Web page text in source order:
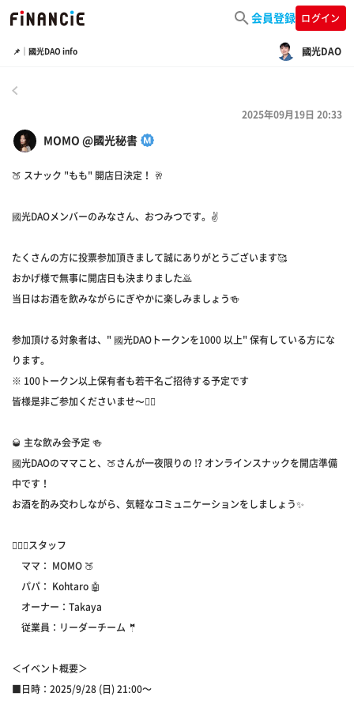
会員登録 ログイン
📌｜國光DAO info 國光DAO
MOMO @國光秘書
2025年09月19日 20:33
🍑 スナック "もも" 開店日決定！ 🥂
國光DAOメンバーのみなさん、おつみつです。✌️
たくさんの方に投票参加頂きまして誠にありがとうございます🥰
おかげ様で無事に開店日も決まりました🙇
当日はお酒を飲みながらにぎやかに楽しみましょう🍻
参加頂ける対象者は、" 國光DAOトークンを1000 以上" 保有している方にな
ります。
※ 100トークン以上保有者も若干名ご招待する予定です
皆様是非ご参加くださいませ〜🙇‍♀️
🥃️ 主な飲み会予定 🍻
國光DAOのママこと、🍑さんが一夜限りの !? オンラインスナックを開店準備
中です！
お酒を酌み交わしながら、気軽なコミュニケーションをしましょう✨
💁🏻‍♀️スタッフ
ママ： MOMO 🍑
パパ： Kohtaro 🤖
オーナー：Takaya
従業員：リーダーチーム 🤵
＜イベント概要＞
■日時：2025/9/28 (日) 21:00～